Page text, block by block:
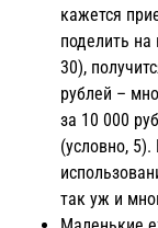
кажется
поделить на
30),
рублей –
за 10 000
(условно,
так уж и